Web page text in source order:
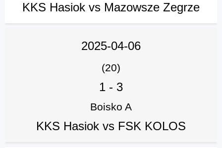
KKS Hasiok vs Mazowsze Zegrze
2025-04-06
(20)
1 - 3
Boisko A
KKS Hasiok vs FSK KOLOS